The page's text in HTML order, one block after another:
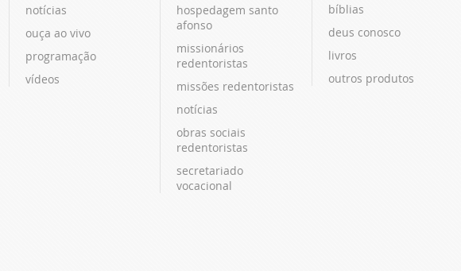
notícias
ouça ao vivo
programação
vídeos
hospedagem santo
afonso
missionários
redentoristas
missões redentoristas
notícias
obras sociais
redentoristas
secretariado
vocacional
bíblias
deus conosco
livros
outros produtos